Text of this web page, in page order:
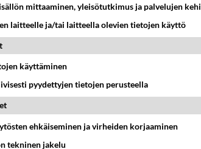
Lieksa
Aitolehden isäpuoli on tämä
Kotimaiset julkkisjuorut
ja kaivattuasi
Ikävä
hänen ajattelevan sinusta?
mittaaminen, yleisötutkimus ja palvelujen
laitteelle ja/tai laitteella olevien tietojen käyttö
käyttäminen
pyydettyjen tietojen perusteella
ehkäiseminen ja virheiden korjaaminen
tekninen jakelu